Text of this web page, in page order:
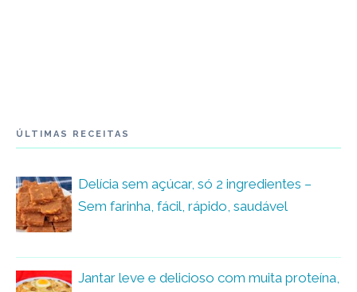
ÚLTIMAS RECEITAS
Delícia sem açúcar, só 2 ingredientes –
Sem farinha, fácil, rápido, saudável
Jantar leve e delicioso com muita proteína,